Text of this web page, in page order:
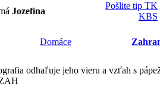
Jozefína
Pošlite tip TK
KBS
Domáce
odhaľuje jeho vieru a vzťah s